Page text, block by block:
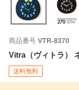
商品番号 VTR-8370
Vitra（ヴィトラ）
送料無料